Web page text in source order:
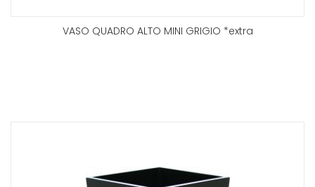
VASO QUADRO ALTO MINI GRIGIO *extra